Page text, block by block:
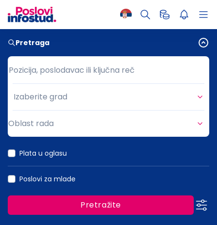
Pretraga
Pozicija, poslodavac ili ključna reč
Pozicija, poslodavac ili ključna reč
Grad
Izaberite grad
Oblast rada
Plata u oglasu
Poslovi za mlade
Pretražite